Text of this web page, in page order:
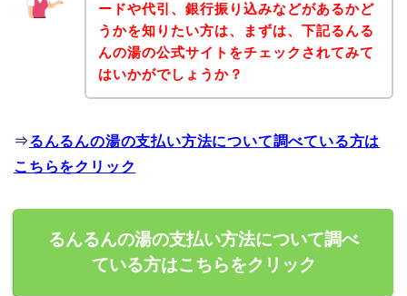
ードや代引、銀行振り込みなどがあるかど
うかを知りたい方は、まずは、下記るんる
んの湯の公式サイトをチェックされてみて
はいかがでしょうか？
⇒るんるんの湯の支払い方法について調べている方は
こちらをクリック
るんるんの湯の支払い方法について調べ
ている方はこちらをクリック